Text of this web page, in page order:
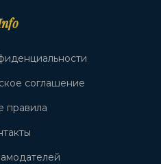
соглашение
правила